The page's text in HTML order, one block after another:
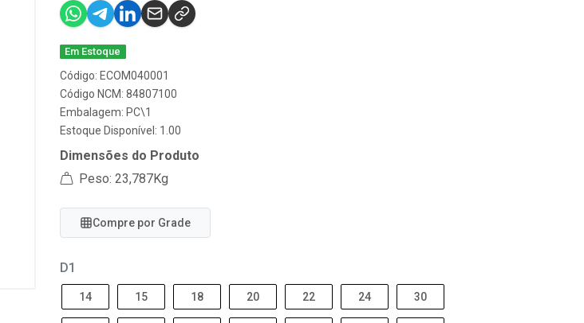
Em Estoque
Código: ECOM040001
Código NCM: 84807100
Embalagem: PC\1
Estoque Disponível: 1.00
Dimensões do Produto
Peso: 23,787Kg
Compre por Grade
D1
14 15 18 20 22 24 30